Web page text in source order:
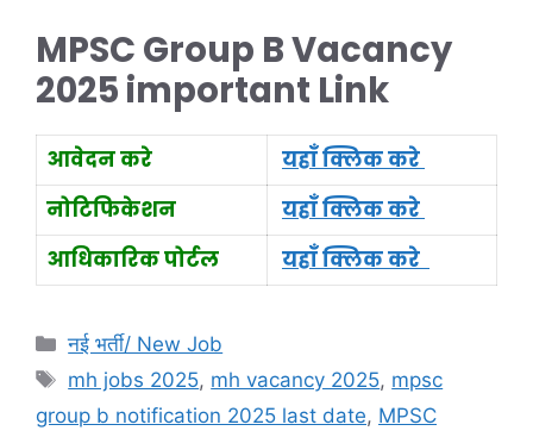
MPSC Group B Vacancy
2025 important Link
आवेदन करे
यहाँ क्लिक करे
नोटिफिकेशन
यहाँ क्लिक करे
आधिकारिक पोर्टल
यहाँ क्लिक करे
नई भर्ती/ New Job
mh jobs 2025, mh vacancy 2025, mpsc
group b notification 2025 last date, MPSC